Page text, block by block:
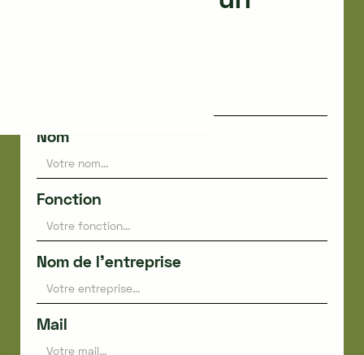
Nom
Fonction
Nom de l'entreprise
Mail